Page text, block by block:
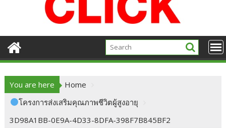
You are here
Home
โครงการส่งเสริมคุณภาพชีวิตผู้สูงอายุ
3D98A1BB-0E9A-4D33-8DFA-398F7B845BF2